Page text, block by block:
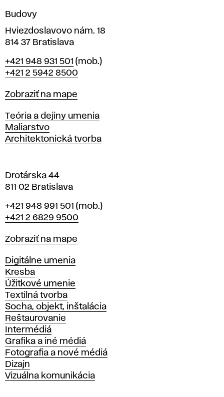
í
v
r
a
i
l
a
v
Budovy
Hviezdoslavovo nám. 18
814 37 Bratislava
Telefón
+421 948 931 501 (mob.)
+421 2 5942 8500
Mapa
Zobraziť na mape
Katedry
Teória a dejiny umenia
Maliarstvo
Architektonická tvorba
Drotárska 44
811 02 Bratislava
Telefón
+421 948 991 501 (mob.)
+421 2 6829 9500
Mapa
Zobraziť na mape
Katedry
Digitálne umenia
Kresba
Úžitkové umenie
Textilná tvorba
Socha, objekt, inštalácia
Reštaurovanie
Intermédiá
Grafika a iné médiá
Fotografia a nové médiá
Dizajn
Vizuálna komunikácia